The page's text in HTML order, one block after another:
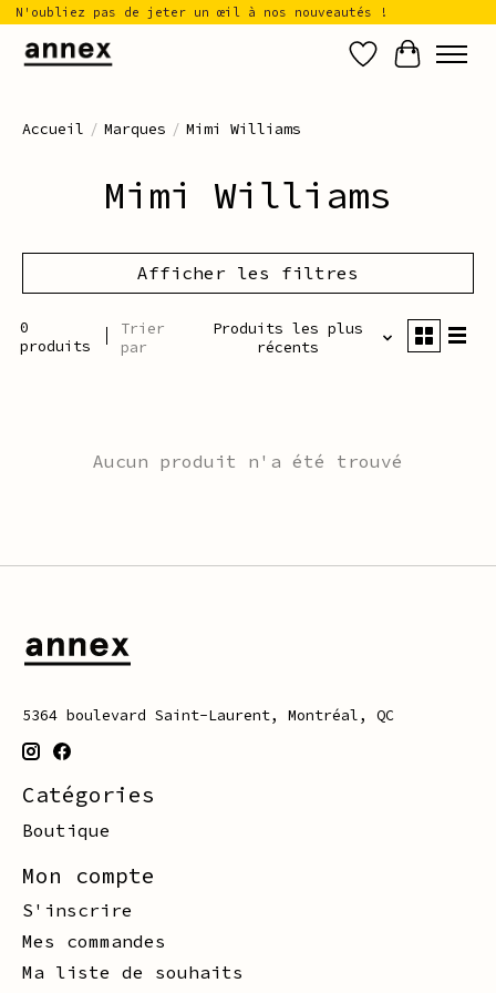
N'oubliez pas de jeter un œil à nos nouveautés !
Liste de
Panier
Accueil / Marques / Mimi Williams
Mimi Williams
Afficher les filtres
0
produits
Trier
par
Produits les plus
récents
Aucun produit n'a été trouvé
5364 boulevard Saint-Laurent, Montréal, QC
Catégories
Boutique
Mon compte
S'inscrire
Mes commandes
Ma liste de souhaits